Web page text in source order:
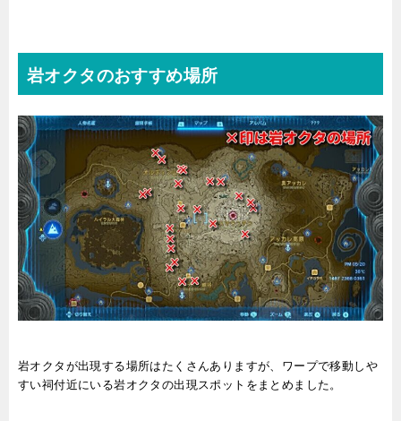
岩オクタのおすすめ場所
岩オクタが出現する場所はたくさんありますが、ワープで移動しや
すい祠付近にいる岩オクタの出現スポットをまとめました。